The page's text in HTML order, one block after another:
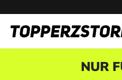
NUR